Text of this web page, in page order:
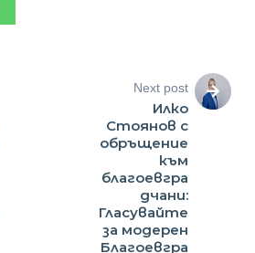
Next post
Илко
Стоянов с
обръщение
към
благоевгра
дчани:
Гласувайте
за модерен
Благоевгра